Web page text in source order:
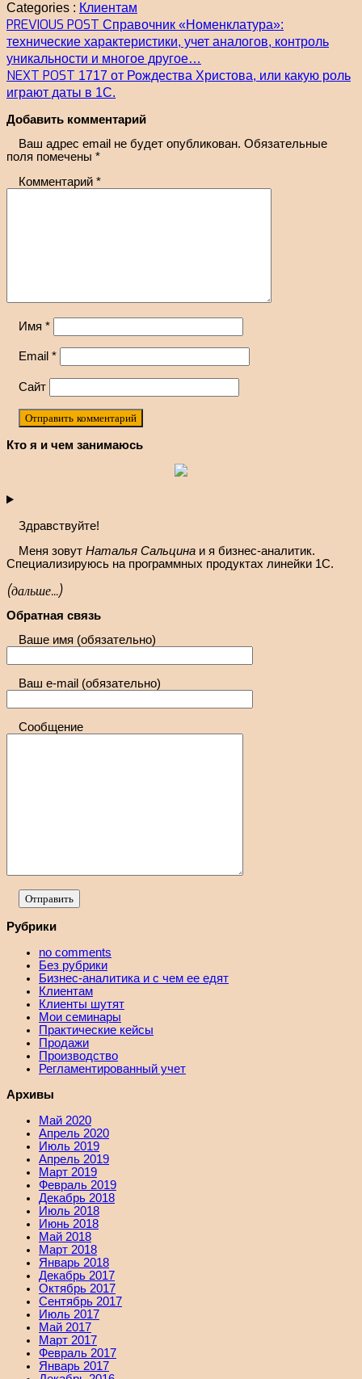
Categories : Клиентам
Навигация
по
записям
PREVIOUS POST Previous
post:
Справочник «Номенклатура»:
технические характеристики, учет аналогов, контроль
уникальности и многое другое…
NEXT POST Next
post:
1717 от Рождества Христова, или какую роль
играют даты в 1С.
Добавить комментарий
Ваш адрес email не будет опубликован. Обязательные
поля помечены *
Комментарий *
Имя *
Email *
Сайт
Кто я и чем занимаюсь
Здравствуйте!
Меня зовут Наталья Сальцина и я бизнес-аналитик.
Специализируюсь на программных продуктах линейки 1С.
(дальше...)
Обратная связь
Ваше имя (обязательно)
Ваш e-mail (обязательно)
Сообщение
Рубрики
no comments
Без рубрики
Бизнес-аналитика и с чем ее едят
Клиентам
Клиенты шутят
Мои семинары
Практические кейсы
Продажи
Производство
Регламентированный учет
Архивы
Май 2020
Апрель 2020
Июль 2019
Апрель 2019
Март 2019
Февраль 2019
Декабрь 2018
Июль 2018
Июнь 2018
Май 2018
Март 2018
Январь 2018
Декабрь 2017
Октябрь 2017
Сентябрь 2017
Июль 2017
Май 2017
Март 2017
Февраль 2017
Январь 2017